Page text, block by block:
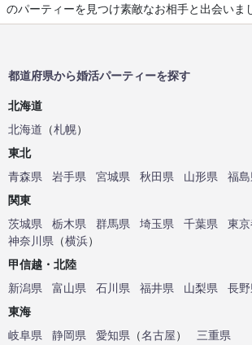
のパーティーを見つけ素敵なお相手と出会いま
都道府県から婚活パーティーを探す
北海道
北海道 （札幌）
東北
青森県
岩手県 宮城県 秋田県 山形県
福
関東
茨城県
栃木県 群馬県 埼玉県 千葉県
東
神奈川県 （横浜）
甲信越・北陸
新潟県
富山県 石川県 福井県 山梨県
長
東海
岐阜県
静岡県 愛知県 （名古屋）
三重県